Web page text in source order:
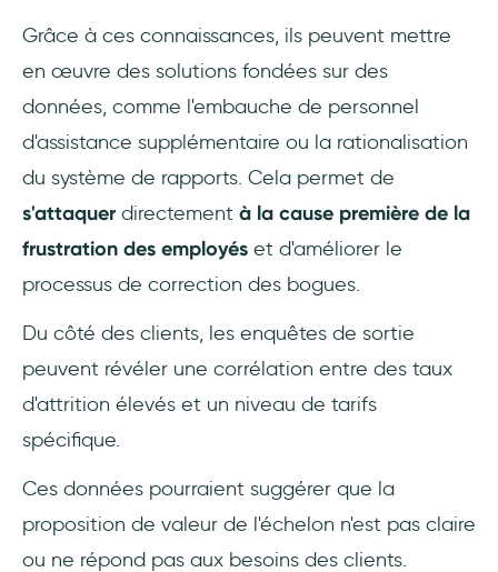
Grâce à ces connaissances, ils peuvent mettre
en œuvre des solutions fondées sur des
données, comme l'embauche de personnel
d'assistance supplémentaire ou la rationalisation
du système de rapports. Cela permet de
s'attaquerdirectement à la cause première de la
frustration des employés et d'améliorer le
processus de correction des bogues.
Du côté des clients, les enquêtes de sortie
peuvent révéler une corrélation entre des taux
d'attrition élevés et un niveau de tarifs
spécifique.
Ces données pourraient suggérer que la
proposition de valeur de l'échelon n'est pas claire
ou ne répond pas aux besoins des clients.